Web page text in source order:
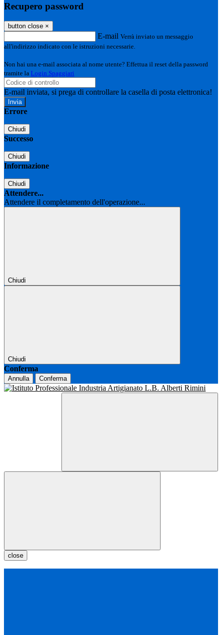
Recupero password
button close ×
E-mail Verrà inviato un messaggio
all'indirizzo indicato con le istruzioni necessarie.
Non hai una e-mail associata al nome utente? Effettua il reset della password
tramite la Login Spaggiari
E-mail inviata, si prega di controllare la casella di posta elettronica!
Errore
Chiudi
Successo
Chiudi
Informazione
Chiudi
Attendere...
Attendere il completamento dell'operazione...
Chiudi
Chiudi
Conferma
Annulla Conferma
close